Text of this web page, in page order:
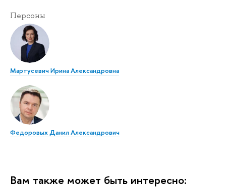
Персоны
Мартусевич Ирина Александровна
Федоровых Данил Александрович
Вам также может быть интересно: